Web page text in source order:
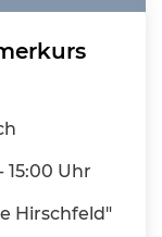
15:00 Uhr
Hirschfeld"